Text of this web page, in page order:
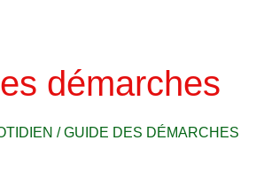
démarches
/GUIDE DES DÉMARCHES